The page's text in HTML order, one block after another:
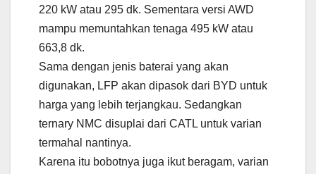
220 kW atau 295 dk. Sementara versi AWD
mampu memuntahkan tenaga 495 kW atau
663,8 dk.
Sama dengan jenis baterai yang akan
digunakan, LFP akan dipasok dari BYD untuk
harga yang lebih terjangkau. Sedangkan
ternary NMC disuplai dari CATL untuk varian
termahal nantinya.
Karena itu bobotnya juga ikut beragam, varian